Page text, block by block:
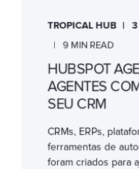
TROPICAL HUB 3
9 MIN READ
HUBSPOT
AGENTES
SEU CRM
CRMs, ERPs,
ferramentas de
foram criados para